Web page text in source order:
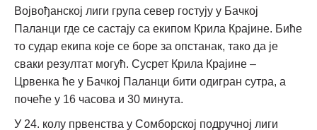
Војвођанској лиги група север гостују у Бачкој
Паланци где се састају са екипом Крила Крајине. Биће
то судар екипа које се боре за опстанак, тако да је
сваки резултат могућ. Сусрет Крила Крајине –
Црвенка ће у Бачкој Паланци бити одигран сутра, а
почеће у 16 часова и 30 минута.
У 24. колу првенства у Сомборској подручној лиги